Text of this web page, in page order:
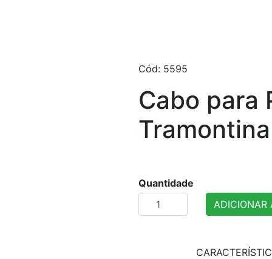
Cód: 5595
Cabo para
Tramontina
Quantidade
ADICIONAR